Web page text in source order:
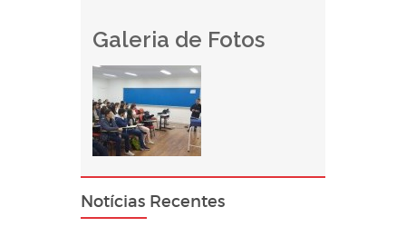
Galeria de Fotos
Notícias Recentes